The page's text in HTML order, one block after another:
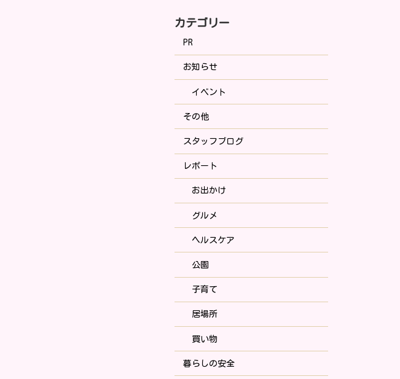
カテゴリー
PR
お知らせ
イベント
その他
スタッフブログ
レポート
お出かけ
グルメ
ヘルスケア
公園
子育て
居場所
買い物
暮らしの安全